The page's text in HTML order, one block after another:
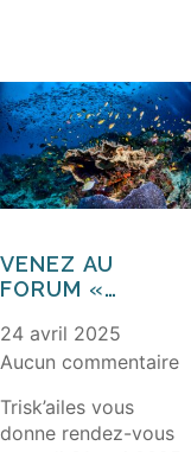
VENEZ AU
FORUM «
BIODIVERSITÉ
MARINE » LE 31
24 avril 2025
Aucun commentaire
Trisk’ailes vous
donne rendez-vous